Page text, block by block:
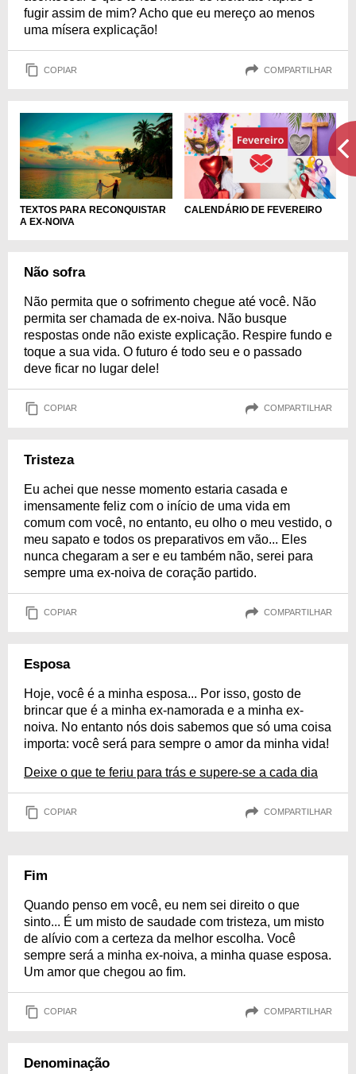
fugir assim de mim? Acho que eu mereço ao menos
uma mísera explicação!
COPIAR COMPARTILHAR
TEXTOS PARA RECONQUISTAR
A EX-NOIVA
CALENDÁRIO DE FEVEREIRO
Não sofra
Não permita que o sofrimento chegue até você. Não
permita ser chamada de ex-noiva. Não busque
respostas onde não existe explicação. Respire fundo e
toque a sua vida. O futuro é todo seu e o passado
deve ficar no lugar dele!
COPIAR COMPARTILHAR
Tristeza
Eu achei que nesse momento estaria casada e
imensamente feliz com o início de uma vida em
comum com você, no entanto, eu olho o meu vestido, o
meu sapato e todos os preparativos em vão... Eles
nunca chegaram a ser e eu também não, serei para
sempre uma ex-noiva de coração partido.
COPIAR COMPARTILHAR
Esposa
Hoje, você é a minha esposa... Por isso, gosto de
brincar que é a minha ex-namorada e a minha ex-
noiva. No entanto nós dois sabemos que só uma coisa
importa: você será para sempre o amor da minha vida!
Deixe o que te feriu para trás e supere-se a cada dia
COPIAR COMPARTILHAR
Fim
Quando penso em você, eu nem sei direito o que
sinto... É um misto de saudade com tristeza, um misto
de alívio com a certeza da melhor escolha. Você
sempre será a minha ex-noiva, a minha quase esposa.
Um amor que chegou ao fim.
COPIAR COMPARTILHAR
Denominação